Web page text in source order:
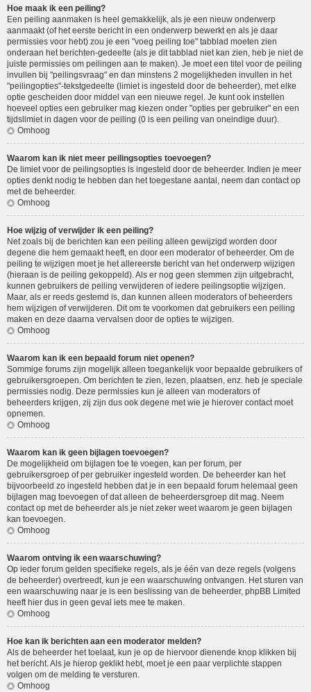
Hoe maak ik een peiling?
Een peiling aanmaken is heel gemakkelijk, als je een nieuw onderwerp
aanmaakt (of het eerste bericht in een onderwerp bewerkt en als je daar
permissies voor hebt) zou je een "voeg peiling toe" tabblad moeten zien
onderaan het berichten-gedeelte (als je dit tabblad niet kan zien, heb je niet de
juiste permissies om peilingen aan te maken). Je moet een titel voor de peiling
invullen bij "peilingsvraag" en dan minstens 2 mogelijkheden invullen in het
"peilingopties"-tekstgedeelte (limiet is ingesteld door de beheerder), met elke
optie gescheiden door middel van een nieuwe regel. Je kunt ook instellen
hoeveel opties een gebruiker mag kiezen onder "opties per gebruiker" en een
tijdslimiet in dagen voor de peiling (0 is een peiling van oneindige duur).
Omhoog
Waarom kan ik niet meer peilingsopties toevoegen?
De limiet voor de peilingsopties is ingesteld door de beheerder. Indien je meer
opties denkt nodig te hebben dan het toegestane aantal, neem dan contact op
met de beheerder.
Omhoog
Hoe wijzig of verwijder ik een peiling?
Net zoals bij de berichten kan een peiling alleen gewijzigd worden door
degene die hem gemaakt heeft, en door een moderator of beheerder. Om de
peiling te wijzigen moet je het allereerste bericht van het onderwerp wijzigen
(hieraan is de peiling gekoppeld). Als er nog geen stemmen zijn uitgebracht,
kunnen gebruikers de peiling verwijderen of iedere peilingsoptie wijzigen.
Maar, als er reeds gestemd is, dan kunnen alleen moderators of beheerders
hem wijzigen of verwijderen. Dit om te voorkomen dat gebruikers een peiling
maken en deze daarna vervalsen door de opties te wijzigen.
Omhoog
Waarom kan ik een bepaald forum niet openen?
Sommige forums zijn mogelijk alleen toegankelijk voor bepaalde gebruikers of
gebruikersgroepen. Om berichten te zien, lezen, plaatsen, enz. heb je speciale
permissies nodig. Deze permissies kun je alleen van moderators of
beheerders krijgen, zij zijn dus ook degene met wie je hierover contact moet
opnemen.
Omhoog
Waarom kan ik geen bijlagen toevoegen?
De mogelijkheid om bijlagen toe te voegen, kan per forum, per
gebruikersgroep of per gebruiker ingesteld worden. De beheerder kan het
bijvoorbeeld zo ingesteld hebben dat je in een bepaald forum helemaal geen
bijlagen mag toevoegen of dat alleen de beheerdersgroep dit mag. Neem
contact op met de beheerder als je niet zeker weet waarom je geen bijlagen
kan toevoegen.
Omhoog
Waarom ontving ik een waarschuwing?
Op ieder forum gelden specifieke regels, als je één van deze regels (volgens
de beheerder) overtreedt, kun je een waarschuwing ontvangen. Het sturen van
een waarschuwing naar je is een beslissing van de beheerder, phpBB Limited
heeft hier dus in geen geval iets mee te maken.
Omhoog
Hoe kan ik berichten aan een moderator melden?
Als de beheerder het toelaat, kun je op de hiervoor dienende knop klikken bij
het bericht. Als je hierop geklikt hebt, moet je een paar verplichte stappen
volgen om de melding te versturen.
Omhoog